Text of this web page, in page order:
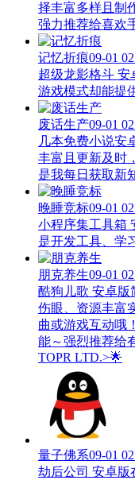
择丰富多样且制
强力推荐给喜欢
记忆折痕09-01
超级龙影格斗 安
游戏模式却能提
废话生产09-01
几本免费小说安
丰富且更新及时
是我每日获取新
晚睡竞标09-01
小程序集工具箱
是开发工具、学
朋克养生09-01
酷狗儿歌 安卓版
伤眼、资源丰富
曲或游戏互动哦
能～强烈推荐给
TOPR LTD.>🌟
量子佛系09-01
劫后公司 安卓版